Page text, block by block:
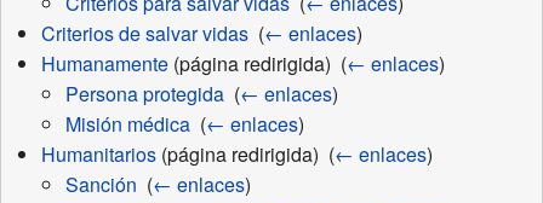
Criterios de salvar vidas‎ (← enlaces)
Humanamente(página redirigida) ‎ (← enlaces)
Persona protegida‎ (← enlaces)
Misión médica‎ (← enlaces)
Humanitarios(página redirigida) ‎ (← enlaces)
Sanción (← enlaces)